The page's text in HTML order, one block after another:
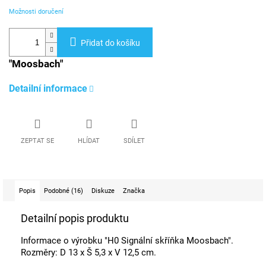
Možnosti doručení
Přidat do košíku
"Moosbach"
Detailní informace
ZEPTAT SE HLÍDAT SDÍLET
Popis Podobné (16) Diskuze Značka
Detailní popis produktu
Informace o výrobku "H0 Signální skříňka Moosbach".
Rozměry: D 13 x Š 5,3 x V 12,5 cm.